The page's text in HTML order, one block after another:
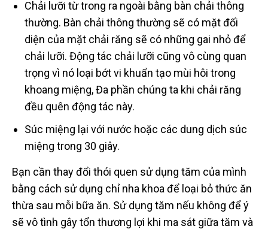
Chải lưỡi từ trong ra ngoài bằng bàn chải thông
thường. Bàn chải thông thường sẽ có mặt đối
diện của mặt chải răng sẽ có những gai nhỏ để
chải lưỡi. Động tác chải lưỡi cũng vô cùng quan
trọng vì nó loại bớt vi khuẩn tạo mùi hôi trong
khoang miệng, Đa phần chúng ta khi chải răng
đều quên động tác này.
Súc miệng lại với nước hoặc các dung dịch súc
miệng trong 30 giây.
Bạn cần thay đổi thói quen sử dụng tăm của mình
bằng cách sử dụng chỉ nha khoa để loại bỏ thức ăn
thừa sau mỗi bữa ăn. Sử dụng tăm nếu không để ý
sẽ vô tình gây tổn thương lợi khi ma sát giữa tăm và